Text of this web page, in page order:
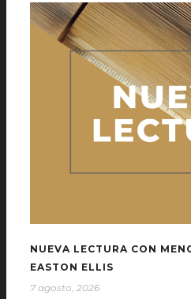
NUEVA LECTURA CON
EASTON ELLIS
7 agosto, 2026